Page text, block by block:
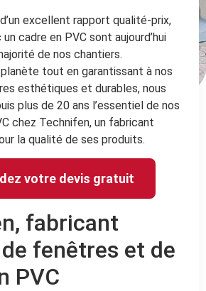
excellent rapport qualité-prix,
cadre en PVC sont aujourd’hui
de nos chantiers.
tout en garantissant à nos
esthétiques et durables, nous
plus de 20 ans l’essentiel de nos
chez Technifen, un fabricant
la qualité de ses produits.
votre devis gratuit
fabricant
fenêtres et de
PVC